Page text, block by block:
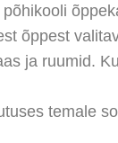
õppest
ja ruumid.
temale